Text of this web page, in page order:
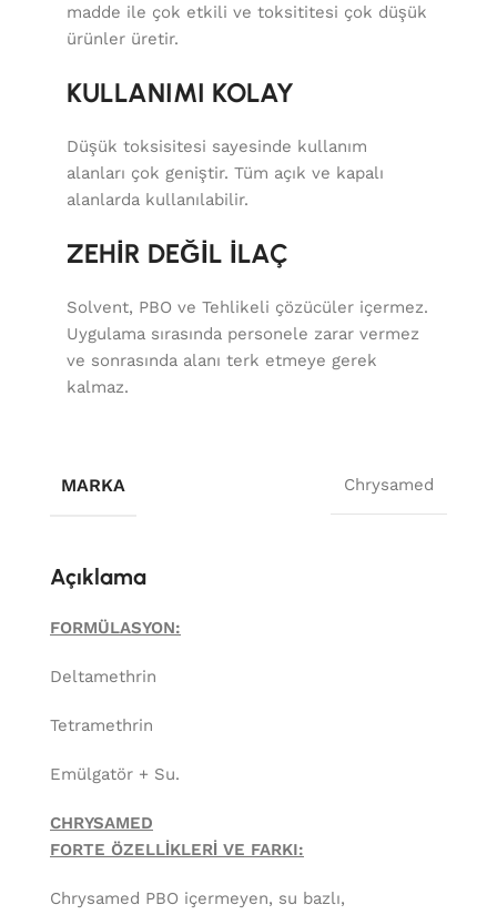
madde ile çok etkili ve toksititesi çok düşük
ürünler üretir.
KULLANIMI KOLAY
Düşük toksisitesi sayesinde kullanım
alanları çok geniştir. Tüm açık ve kapalı
alanlarda kullanılabilir.
ZEHİR DEĞİL İLAÇ
Solvent, PBO ve Tehlikeli çözücüler içermez.
Uygulama sırasında personele zarar vermez
ve sonrasında alanı terk etmeye gerek
kalmaz.
MARKA Chrysamed
Açıklama
FORMÜLASYON:
Deltamethrin
Tetramethrin
Emülgatör + Su.
CHRYSAMED
FORTE ÖZELLİKLERİ VE FARKI:
Chrysamed PBO içermeyen, su bazlı,